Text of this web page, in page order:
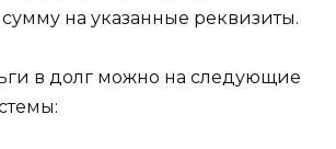
на указанные реквизиты.
в долг можно на следующие